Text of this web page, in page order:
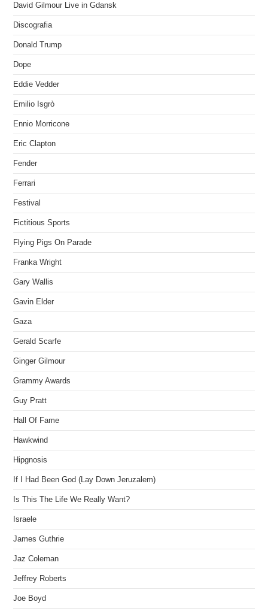
David Gilmour Live in Gdansk
Discografia
Donald Trump
Dope
Eddie Vedder
Emilio Isgrò
Ennio Morricone
Eric Clapton
Fender
Ferrari
Festival
Fictitious Sports
Flying Pigs On Parade
Franka Wright
Gary Wallis
Gavin Elder
Gaza
Gerald Scarfe
Ginger Gilmour
Grammy Awards
Guy Pratt
Hall Of Fame
Hawkwind
Hipgnosis
If I Had Been God (Lay Down Jeruzalem)
Is This The Life We Really Want?
Israele
James Guthrie
Jaz Coleman
Jeffrey Roberts
Joe Boyd